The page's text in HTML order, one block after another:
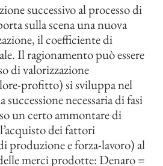
successivo al processo di
sulla scena una nuova
il coefficiente di
Il ragionamento può essere
di valorizzazione
profitto) si sviluppa nel
necessaria di fasi
un certo ammontare di
dei fattori
produzione e forza-lavoro) al
merci prodotte: Denaro =